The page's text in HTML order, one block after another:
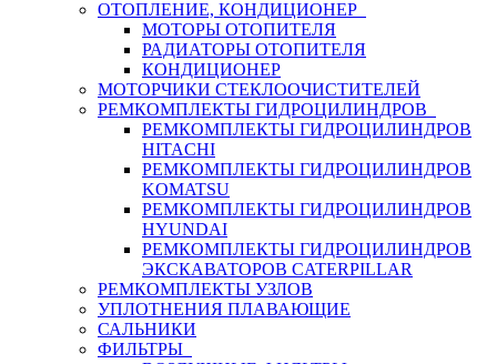
ОТОПЛЕНИЕ, КОНДИЦИОНЕР
МОТОРЫ ОТОПИТЕЛЯ
РАДИАТОРЫ ОТОПИТЕЛЯ
КОНДИЦИОНЕР
МОТОРЧИКИ СТЕКЛООЧИСТИТЕЛЕЙ
РЕМКОМПЛЕКТЫ ГИДРОЦИЛИНДРОВ
РЕМКОМПЛЕКТЫ ГИДРОЦИЛИНДРОВ
HITACHI
РЕМКОМПЛЕКТЫ ГИДРОЦИЛИНДРОВ
KOMATSU
РЕМКОМПЛЕКТЫ ГИДРОЦИЛИНДРОВ
HYUNDAI
РЕМКОМПЛЕКТЫ ГИДРОЦИЛИНДРОВ
ЭКСКАВАТОРОВ CATERPILLAR
РЕМКОМПЛЕКТЫ УЗЛОВ
УПЛОТНЕНИЯ ПЛАВАЮЩИЕ
САЛЬНИКИ
ФИЛЬТРЫ